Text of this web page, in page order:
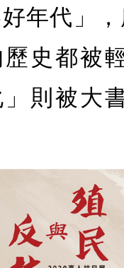
年代」
史都被
」則被大